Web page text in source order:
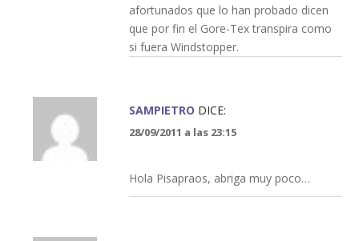
afortunados que lo han probado dicen
que por fin el Gore-Tex transpira como
si fuera Windstopper.
SAMPIETRO DICE:
28/09/2011 a las 23:15
Hola Pisapraos, abriga muy poco…